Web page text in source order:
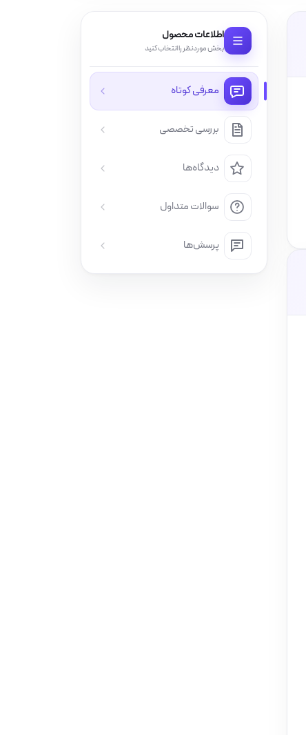
اطلاعات محصول
بخش موردنظر را انتخاب کنید
معرفی کوتاه
بررسی تخصصی
دیدگاه‌ها
سوالات متداول
پرسش‌ها